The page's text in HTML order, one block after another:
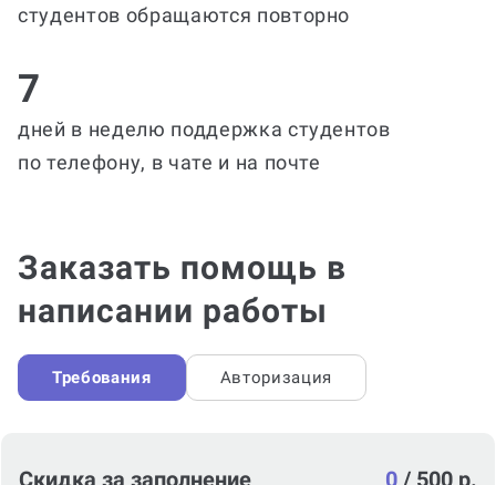
студентов обращаются повторно
7
дней в неделю поддержка студентов
по телефону, в чате и на почте
Заказать помощь в
написании работы
Требования Авторизация